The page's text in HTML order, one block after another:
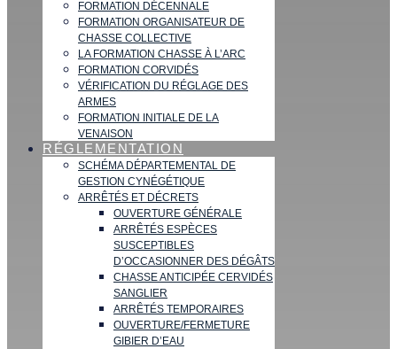
FORMATION DÉCENNALE
FORMATION ORGANISATEUR DE
CHASSE COLLECTIVE
LA FORMATION CHASSE À L’ARC
FORMATION CORVIDÉS
VÉRIFICATION DU RÉGLAGE DES
ARMES
FORMATION INITIALE DE LA
VENAISON
RÉGLEMENTATION
SCHÉMA DÉPARTEMENTAL DE
GESTION CYNÉGÉTIQUE
ARRÊTÉS ET DÉCRETS
OUVERTURE GÉNÉRALE
ARRÊTÉS ESPÈCES
SUSCEPTIBLES
D’OCCASIONNER DES DÉGÂTS
CHASSE ANTICIPÉE CERVIDÉS
SANGLIER
ARRÊTÉS TEMPORAIRES
OUVERTURE/FERMETURE
GIBIER D’EAU